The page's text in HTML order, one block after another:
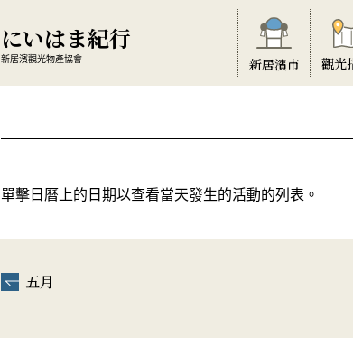
にいはま紀行
新居濱觀光物產協會 新居濱市 觀光
單擊日曆上的日期以查看當天發生的活動的列表。
五月